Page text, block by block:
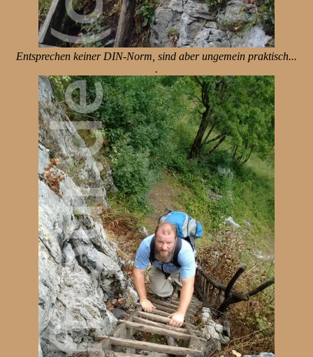
Entsprechen keiner DIN-Norm, sind aber ungemein praktisch...
.